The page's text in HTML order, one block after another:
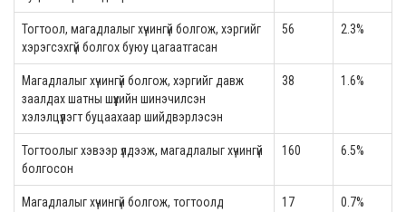
Тогтоол, магадлалыг хүчингүй болгож, хэргийг
хэрэгсэхгүй болгох буюу цагаатгасан
56 2.3%
Магадлалыг хүчингүй болгож, хэргийг давж
заалдах шатны шүүхийн шинэчилсэн
хэлэлцүүлэгт буцаахаар шийдвэрлэсэн
38 1.6%
Тогтоолыг хэвээр үлдээж, магадлалыг хүчингүй
болгосон
160 6.5%
Магадлалыг хүчингүй болгож, тогтоолд
17 0.7%